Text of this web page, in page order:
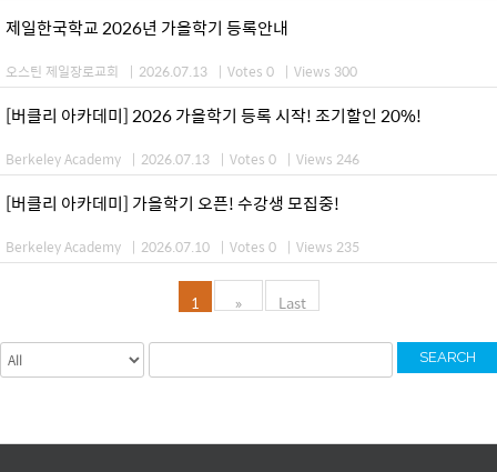
제일한국학교 2026년 가을학기 등록안내
오스틴 제일장로교회 | 2026.07.13 | Votes 0 | Views 300
[버클리 아카데미] 2026 가을학기 등록 시작! 조기할인 20%!
Berkeley Academy | 2026.07.13 | Votes 0 | Views 246
[버클리 아카데미] 가을학기 오픈! 수강생 모집중!
Berkeley Academy | 2026.07.10 | Votes 0 | Views 235
1 » Last
SEARCH